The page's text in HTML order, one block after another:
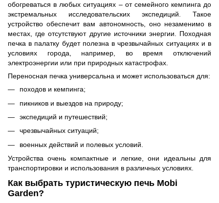
обогреваться в любых ситуациях – от семейного кемпинга до
экстремальных исследовательских экспедиций. Такое
устройство обеспечит вам автономность, оно незаменимо в
местах, где отсутствуют другие источники энергии. Походная
печка в палатку будет полезна в чрезвычайных ситуациях и в
условиях города, например, во время отключений
электроэнергии или при природных катастрофах.
Переносная печка универсальна и может использоваться для:​
походов и кемпинга;​
пикников и выездов на природу​;
экспедиций и путешествий​;
чрезвычайных ситуаций​;
военных действий и полевых условий.​
Устройства очень компактные и легкие, они идеальны для
транспортировки и использования в различных условиях.
Как выбрать туристическую печь Mobi
Garden?